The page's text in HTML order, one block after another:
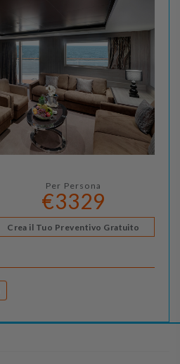
Per Persona
€3329
Crea il Tuo Preventivo Gratuito